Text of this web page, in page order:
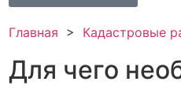
Главная > Кадастровые
Для чего